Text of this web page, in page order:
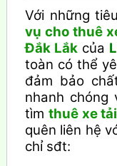
Với những
vụ cho thuê
Đắk Lắkcủa
toàn có thể
đảm bảo
nhanh chóng
tìm thuê xe
quên liên hệ
chỉ sđt: